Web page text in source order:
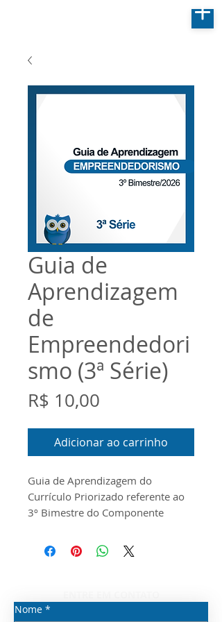
Guia de
Aprendizagem
de
Empreendedori
smo (3ª Série)
R$ 10,00
Adicionar ao carrinho
Guia de Aprendizagem do
Currículo Priorizado referente ao
3º Bimestre do Componente
para a 3ª Série do Ensino Médio.
O documento foi
disponibilizados pela Seduc/SP
Nome *